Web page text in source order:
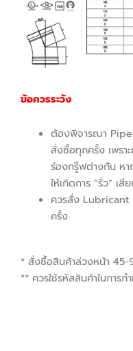
ข้อควรระวัง
ต้องพิจารณา Pipe
สั่งซื้อทุกครั้ง เพร
ร่องกรู๊ฟต่างกัน หา
ให้เกิดการ “รั่ว” เสี
ควรสั่ง
ครั้ง
* สั่งซื้อสินค้าล่วงหน้า
** ควรใช้รหัสสินค้าในการ